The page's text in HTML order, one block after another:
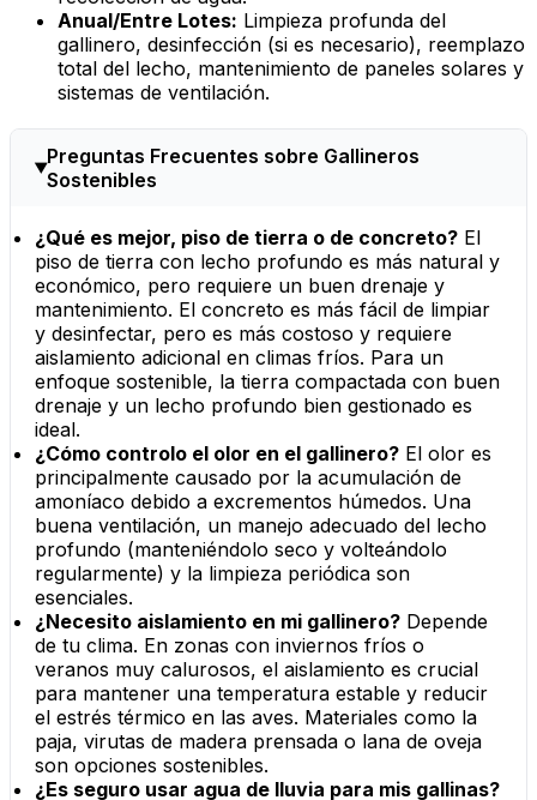
Anual/Entre Lotes: Limpieza profunda del
gallinero, desinfección (si es necesario), reemplazo
total del lecho, mantenimiento de paneles solares y
sistemas de ventilación.
Preguntas Frecuentes sobre Gallineros
Sostenibles
¿Qué es mejor, piso de tierra o de concreto? El
piso de tierra con lecho profundo es más natural y
económico, pero requiere un buen drenaje y
mantenimiento. El concreto es más fácil de limpiar
y desinfectar, pero es más costoso y requiere
aislamiento adicional en climas fríos. Para un
enfoque sostenible, la tierra compactada con buen
drenaje y un lecho profundo bien gestionado es
ideal.
¿Cómo controlo el olor en el gallinero? El olor es
principalmente causado por la acumulación de
amoníaco debido a excrementos húmedos. Una
buena ventilación, un manejo adecuado del lecho
profundo (manteniéndolo seco y volteándolo
regularmente) y la limpieza periódica son
esenciales.
¿Necesito aislamiento en mi gallinero? Depende
de tu clima. En zonas con inviernos fríos o
veranos muy calurosos, el aislamiento es crucial
para mantener una temperatura estable y reducir
el estrés térmico en las aves. Materiales como la
paja, virutas de madera prensada o lana de oveja
son opciones sostenibles.
¿Es seguro usar agua de lluvia para mis gallinas?